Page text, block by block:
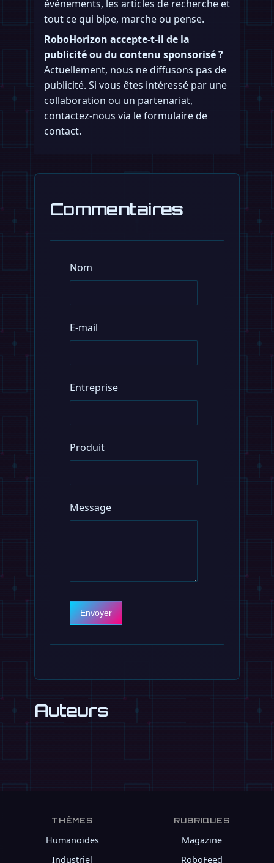
événements, les articles de recherche et
tout ce qui bipe, marche ou pense.
RoboHorizon accepte-t-il de la
publicité ou du contenu sponsorisé ?
Actuellement, nous ne diffusons pas de
publicité. Si vous êtes intéressé par une
collaboration ou un partenariat,
contactez-nous via le formulaire de
contact.
Commentaires
Nom
E-mail
Entreprise
Produit
Message
Envoyer
Auteurs
THÈMES
Humanoïdes
Industriel
RUBRIQUES
Magazine
RoboFeed